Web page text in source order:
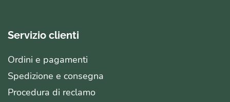
Servizio clienti
Ordini e pagamenti
Spedizione e consegna
Procedura di reclamo